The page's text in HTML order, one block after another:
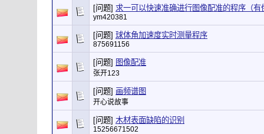
[问题] 求一可以快速准确进行图像配准的程序（有
ym420381
[问题] 球体角加速度实时测量程序
875691156
[问题] 图像配准
张开123
[问题] 画频谱图
开心说故事
[问题] 木材表面缺陷的识别
15256671502